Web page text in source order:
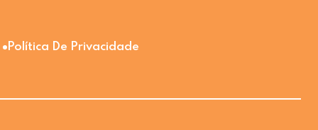
Política De Privacidade